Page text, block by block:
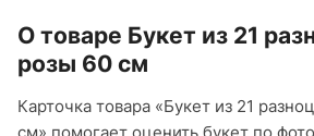
О товаре Букет из 21
розы 60 см
Карточка товара «Букет из 21